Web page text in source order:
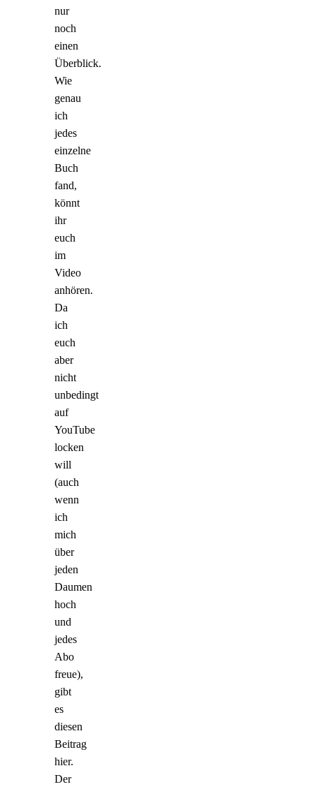
nur
noch
einen
Überblick.
Wie
genau
ich
jedes
einzelne
Buch
fand,
könnt
ihr
euch
im
Video
anhören.
Da
ich
euch
aber
nicht
unbedingt
auf
YouTube
locken
will
(auch
wenn
ich
mich
über
jeden
Daumen
hoch
und
jedes
Abo
freue),
gibt
es
diesen
Beitrag
hier.
Der